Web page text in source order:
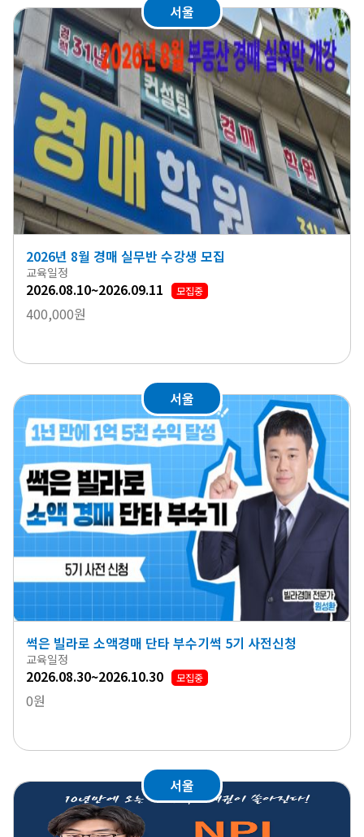
서울
2026년 8월 경매 실무반 수강생 모집
교육일정
2026.08.10~2026.09.11 모집중
400,000원
서울
썩은 빌라로 소액경매 단타 부수기썩 5기 사전신청
교육일정
2026.08.30~2026.10.30 모집중
0원
서울